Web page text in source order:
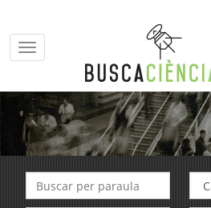
Toggle
navigation